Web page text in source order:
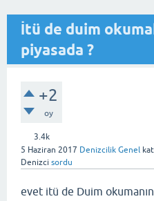
İtü de duim
piyasada ?
+2
oy
3.4k
5 Haziran 2017 Denizcilik Genel
Denizci sordu
evet itü de Duim